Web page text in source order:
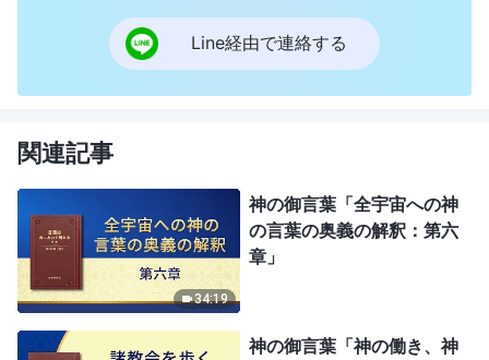
Line経由で連絡する
関連記事
34:19
神の御言葉「全宇宙への神
の言葉の奥義の解釈：第六
章」
神の御言葉「神の働き、神